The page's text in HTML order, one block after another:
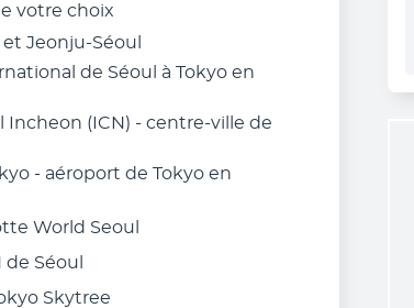
votre choix
Jeonju-Séoul
de Séoul à Tokyo en
Incheon (ICN) - centre-ville de
- aéroport de Tokyo en
World Seoul
de Séoul
Skytree